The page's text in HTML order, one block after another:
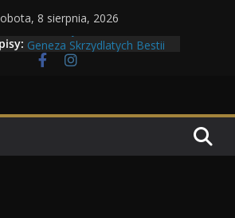
8 sierpnia, 2026
Maratony filmowe 2026
Geneza Skrzydlatych Bestii
Wojna krasnoludów z elfami